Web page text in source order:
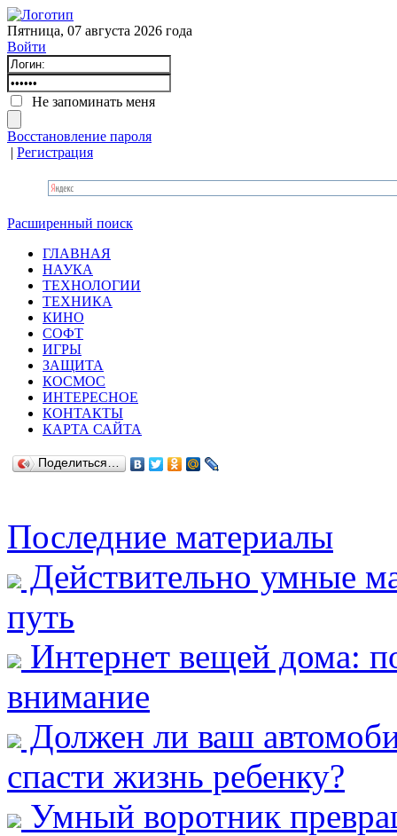
Пятница, 07 августа 2026 года
Войти
Не запоминать меня
Восстановление пароля
| Регистрация
Расширенный поиск
ГЛАВНАЯ
НАУКА
ТЕХНОЛОГИИ
ТЕХНИКА
КИНО
СОФТ
ИГРЫ
ЗАЩИТА
КОСМОС
ИНТЕРЕСНОЕ
КОНТАКТЫ
КАРТА САЙТА
Поделиться…
Последние материалы
Действительно умные
путь
Интернет вещей дома:
внимание
Должен ли ваш
спасти жизнь ребенку?
Умный воротник